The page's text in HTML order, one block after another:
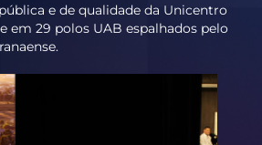
e de qualidade da Unicentro
em 29 polos UAB espalhados pelo